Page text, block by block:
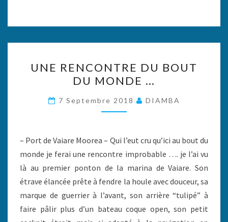
RENCONTRE
DU
BOUT
DU
…
UNE RENCONTRE DU BOUT
DU MONDE …
7 Septembre 2018 DIAMBA
– Port de Vaiare Moorea – Qui l’eut cru qu’ici au bout du
monde je ferai une rencontre improbable …. je l’ai vu
là au premier ponton de la marina de Vaiare. Son
étrave élancée prête à fendre la houle avec douceur, sa
marque de guerrier à l’avant, son arrière “tulipé” à
faire pâlir plus d’un bateau coque open, son petit